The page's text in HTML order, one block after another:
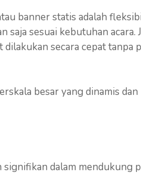
banner statis adalah
sesuai kebutuhan acara.
secara cepat tanpa
besar yang dinamis
dalam mendukung